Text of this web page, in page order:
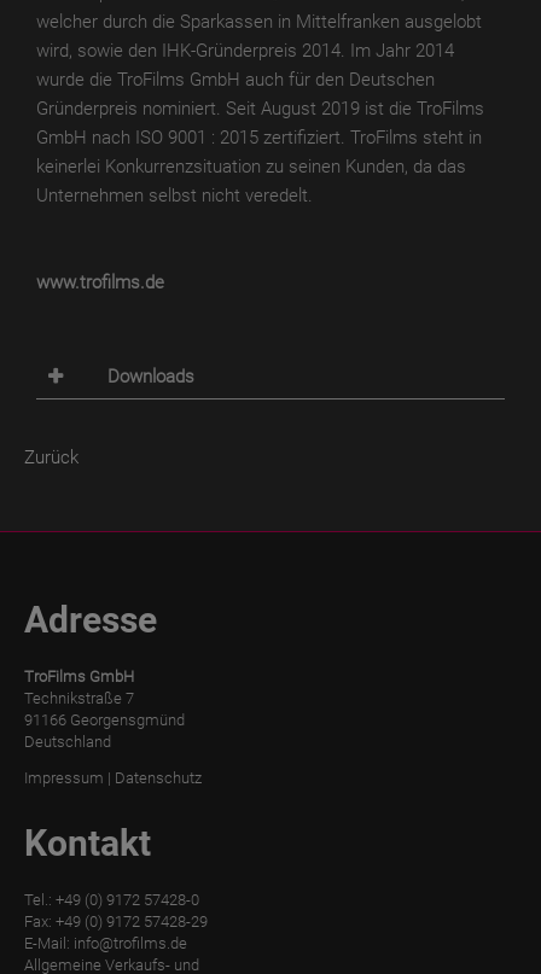
welcher durch die Sparkassen in Mittelfranken ausgelobt
wird, sowie den IHK-Gründerpreis 2014. Im Jahr 2014
wurde die TroFilms GmbH auch für den Deutschen
Gründerpreis nominiert. Seit August 2019 ist die TroFilms
GmbH nach ISO 9001 : 2015 zertifiziert. TroFilms steht in
keinerlei Konkurrenzsituation zu seinen Kunden, da das
Unternehmen selbst nicht veredelt.
www.trofilms.de
Downloads
Zurück
Adresse
TroFilms GmbH
Technikstraße 7
91166 Georgensgmünd
Deutschland
Impressum | Datenschutz
Kontakt
Tel.: +49 (0) 9172 57428-0
Fax: +49 (0) 9172 57428-29
E-Mail: info@trofilms.de
Allgemeine Verkaufs- und